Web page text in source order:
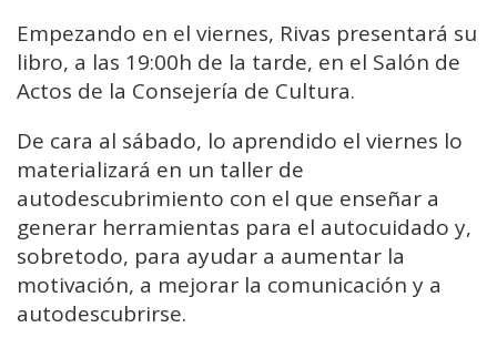
Empezando en el viernes, Rivas presentará su
libro, a las 19:00h de la tarde, en el Salón de
Actos de la Consejería de Cultura.
De cara al sábado, lo aprendido el viernes lo
materializará en un taller de
autodescubrimiento con el que enseñar a
generar herramientas para el autocuidado y,
sobretodo, para ayudar a aumentar la
motivación, a mejorar la comunicación y a
autodescubrirse.